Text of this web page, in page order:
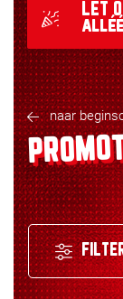
LET
naar